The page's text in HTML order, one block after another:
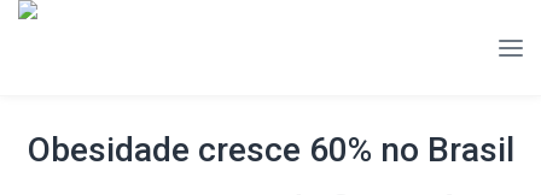
Obesidade cresce 60% no Brasil